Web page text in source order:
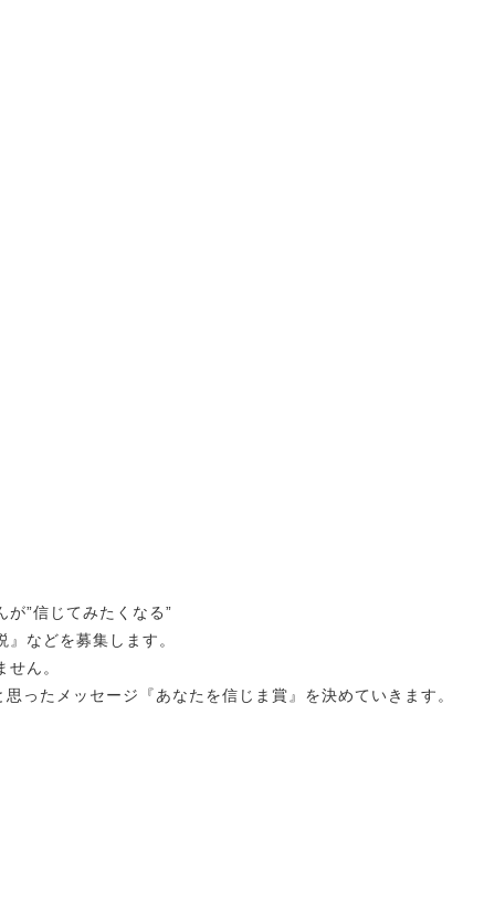
が”信じてみたくなる”
』などを募集します。
せん。
思ったメッセージ『あなたを信じま賞』を決めていきます。